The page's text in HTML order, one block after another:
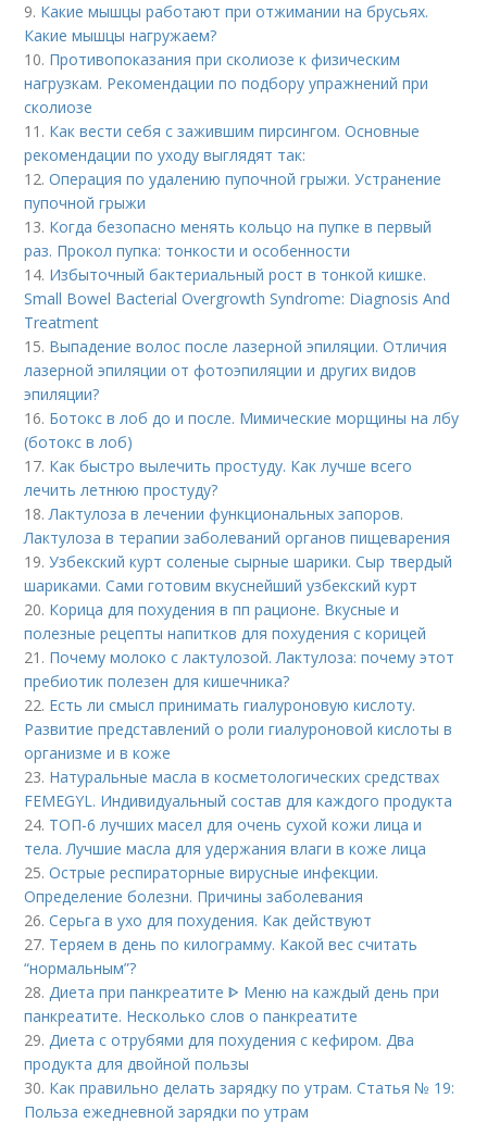
9. Какие мышцы работают при отжимании на брусьях.
Какие мышцы нагружаем?
10. Противопоказания при сколиозе к физическим
нагрузкам. Рекомендации по подбору упражнений при
сколиозе
11. Как вести себя с зажившим пирсингом. Основные
рекомендации по уходу выглядят так:
12.Операция по удалению пупочной грыжи. Устранение
пупочной грыжи
13. Когда безопасно менять кольцо на пупке в первый
раз. Прокол пупка: тонкости и особенности
14. Избыточный бактериальный рост в тонкой кишке.
Small Bowel Bacterial Overgrowth Syndrome: Diagnosis And
Treatment
15. Выпадение волос после лазерной эпиляции. Отличия
лазерной эпиляции от фотоэпиляции и других видов
эпиляции?
16. Ботокс в лоб до и после. Мимические морщины на лбу
(ботокс в лоб)
17. Как быстро вылечить простуду. Как лучше всего
лечить летнюю простуду?
18.Лактулоза в лечении функциональных запоров.
Лактулоза в терапии заболеваний органов пищеварения
19.Узбекский курт соленые сырные шарики. Сыр твердый
шариками. Сами готовим вкуснейший узбекский курт
20. Корица для похудения в пп рационе. Вкусные и
полезные рецепты напитков для похудения с корицей
21. Почему молоко с лактулозой. Лактулоза: почему этот
пребиотик полезен для кишечника?
22. Есть ли смысл принимать гиалуроновую кислоту.
Развитие представлений о роли гиалуроновой кислоты в
организме и в коже
23. Натуральные масла в косметологических средствах
FEMEGYL. Индивидуальный состав для каждого продукта
24. ТОП-6 лучших масел для очень сухой кожи лица и
тела. Лучшие масла для удержания влаги в коже лица
25.Острые респираторные вирусные инфекции.
Определение болезни. Причины заболевания
26.Серьга в ухо для похудения. Как действуют
27. Теряем в день по килограмму. Какой вес считать
“нормальным”?
28.Диета при панкреатите ᐈ Меню на каждый день при
панкреатите. Несколько слов о панкреатите
29.Диета с отрубями для похудения с кефиром. Два
продукта для двойной пользы
30. Как правильно делать зарядку по утрам. Статья № 19:
Польза ежедневной зарядки по утрам